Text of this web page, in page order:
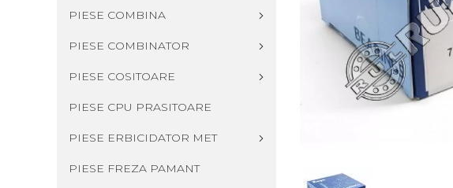
PIESE COMBINA
PIESE COMBINATOR
PIESE COSITOARE
PIESE CPU PRASITOARE
PIESE ERBICIDATOR MET
PIESE FREZA PAMANT